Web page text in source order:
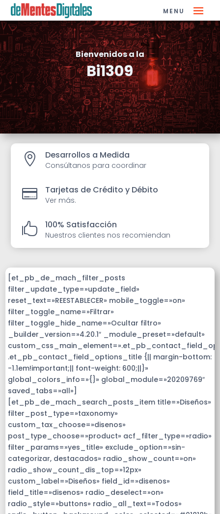
Bienvenidos a la
Bi1309
 Desarrollos a Medida
Consúltanos para coordinar
 Tarjetas de Crédito y Débito
Ver más.
 100% Satisfacción
Nuestros clientes nos recomiendan
[et_pb_de_mach_filter_posts
filter_update_type=»update_field»
reset_text=»REESTABLECER» mobile_toggle=»on»
filter_toggle_name=»Filtrar»
filter_toggle_hide_name=»Ocultar filtro»
_builder_version=»4.20.1″ _module_preset=»default»
.et_pb_contact_field_options_title {|| margin-bottom:
-1.1em!important;|| font-weight: 600;||}»
global_colors_info=»{}» global_module=»20209769″
saved_tabs=»all»]
[et_pb_de_mach_search_posts_item title=»Diseños»
filter_post_type=»taxonomy»
custom_tax_choose=»disenos»
post_type_choose=»product» acf_filter_type=»radio»
filter_params=»yes_title» exclude_option=»sin-
categorizar, destacados» radio_show_count=»on»
radio_show_count_dis_top=»12px»
custom_label=»Diseños» field_id=»disenos»
field_title=»disenos» radio_deselect=»on»
radio_style=»buttons» radio_all_text=»Todos»